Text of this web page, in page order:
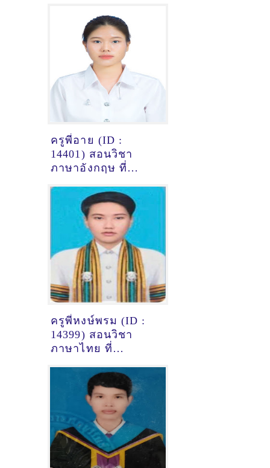
ครูพี่อาย (ID :
14401) สอนวิชา
ภาษาอังกฤษ ที่
ครูพี่หงษ์พรม (ID :
14399) สอนวิชา
ภาษาไทย ที่